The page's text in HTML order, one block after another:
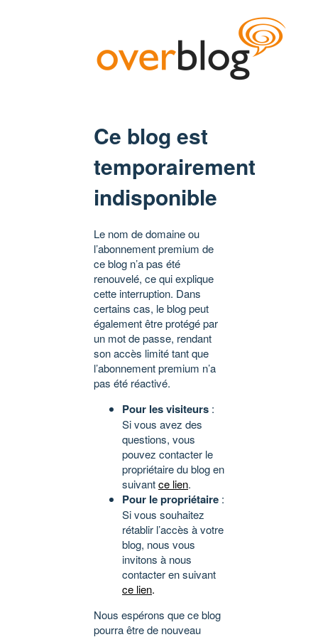
Ce blog est
temporairement
indisponible
Le nom de domaine ou
l’abonnement premium de
ce blog n’a pas été
renouvelé, ce qui explique
cette interruption. Dans
certains cas, le blog peut
également être protégé par
un mot de passe, rendant
son accès limité tant que
l’abonnement premium n’a
pas été réactivé.
Pour les visiteurs :
Si vous avez des
questions, vous
pouvez contacter le
propriétaire du blog en
suivantce lien.
Pour le propriétaire :
Si vous souhaitez
rétablir l’accès à votre
blog, nous vous
invitons à nous
contacter en suivant
ce lien.
Nous espérons que ce blog
pourra être de nouveau